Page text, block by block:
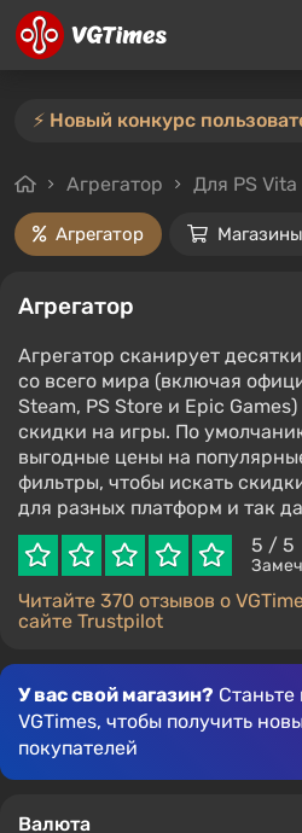
Агрегатор Для PS Vita
Агрегатор Магазины
Агрегатор
Агрегатор сканирует
со всего мира (включая
Steam, PS Store и Epic
скидки на игры. По
выгодные цены на
фильтры, чтобы искать
для разных платформ и так
5 / 5
Читайте 370 отзывов о
сайте Trustpilot
У вас свой магазин?
VGTimes, чтобы получить
покупателей
Валюта